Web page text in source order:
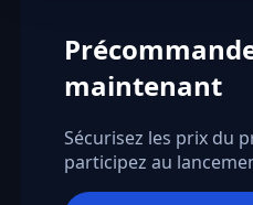
maintenant
Sécurisez les prix du
participez au